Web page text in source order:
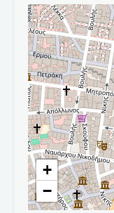
+
−